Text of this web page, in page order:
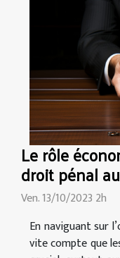
Le rôle
droit pénal
Ven. 13/10/2023 2h
En naviguant sur
vite compte que